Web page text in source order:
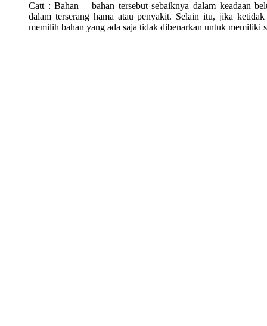
Catt : Bahan – bahan tersebut sebaiknya dalam keadaan
dalam terserang hama atau penyakit. Selain itu, jika ketidak
memilih bahan yang ada saja tidak dibenarkan untuk memiliki